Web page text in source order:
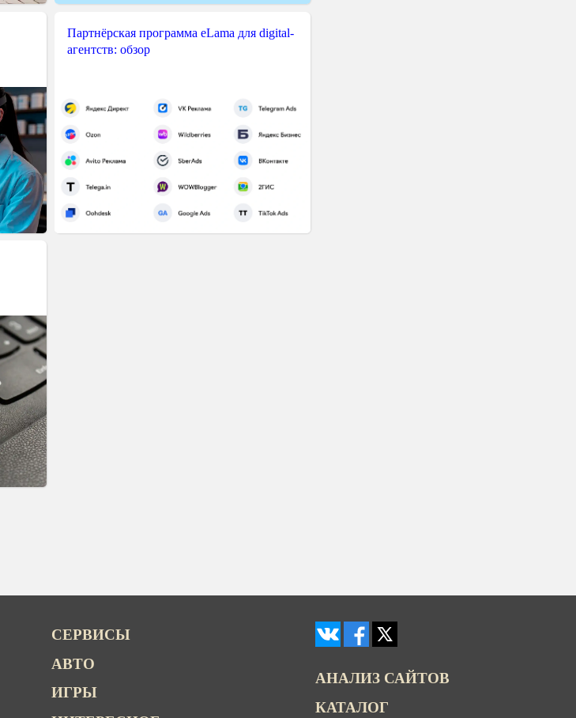
Партнёрская программа eLama для digital-
агентств: обзор
СЕРВИСЫ
АВТО
ИГРЫ
АНАЛИЗ САЙТОВ
КАТАЛОГ